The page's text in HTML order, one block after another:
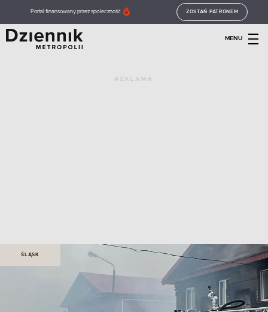
Portal finansowany przez społeczność ZOSTAŃ PATRONEM
MENU
REKLAMA
ŚLĄSK